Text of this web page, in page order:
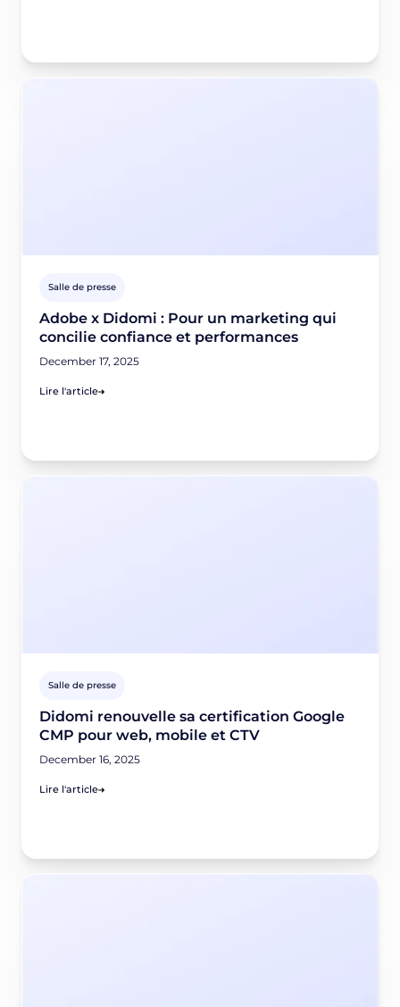
Salle de presse
Adobe x Didomi : Pour un marketing qui
concilie confiance et performances
December 17, 2025
Lire l'article
Salle de presse
Didomi renouvelle sa certification Google
CMP pour web, mobile et CTV
December 16, 2025
Lire l'article